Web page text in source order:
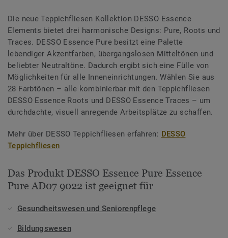
Die neue Teppichfliesen Kollektion DESSO Essence
Elements bietet drei harmonische Designs: Pure, Roots und
Traces. DESSO Essence Pure besitzt eine Palette
lebendiger Akzentfarben, übergangslosen Mitteltönen und
beliebter Neutraltöne. Dadurch ergibt sich eine Fülle von
Möglichkeiten für alle Inneneinrichtungen. Wählen Sie aus
28 Farbtönen – alle kombinierbar mit den Teppichfliesen
DESSO Essence Roots und DESSO Essence Traces – um
durchdachte, visuell anregende Arbeitsplätze zu schaffen.
Mehr über DESSO Teppichfliesen erfahren: DESSO
Teppichfliesen
Das Produkt DESSO Essence Pure Essence
Pure AD07 9022 ist geeignet für
Gesundheitswesen und Seniorenpflege
Bildungswesen